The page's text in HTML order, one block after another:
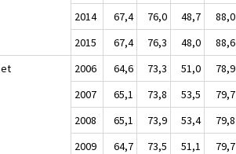
2014 67,4 76,0 48,7 88,0
2015
67,4 76,3 48,0 88,6
2006 64,6 73,3 51,0 78,9
2007
65,1 73,8 53,5 79,7
2008
65,1 73,9 53,4 79,8
2009
64,7 73,5 51,1 79,7